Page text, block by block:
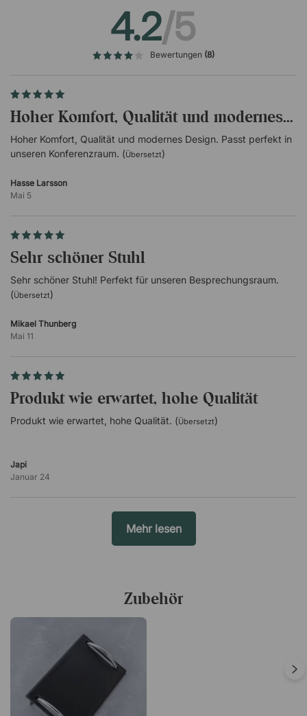
Fußkreuz und Gasfeder
Weiße Gasfeder
4.2/5
Bewertungen (8)
Hoher Komfort, Qualität und modernes...
Hoher Komfort, Qualität und modernes Design. Passt perfekt in
unseren Konferenzraum. (Übersetzt)
Hasse Larsson
Mai 5
Sehr schöner Stuhl
Sehr schöner Stuhl! Perfekt für unseren Besprechungsraum.
(Übersetzt)
Mikael Thunberg
Mai 11
Produkt wie erwartet, hohe Qualität
Produkt wie erwartet, hohe Qualität. (Übersetzt)
Japi
Januar 24
Mehr lesen
Zubehör